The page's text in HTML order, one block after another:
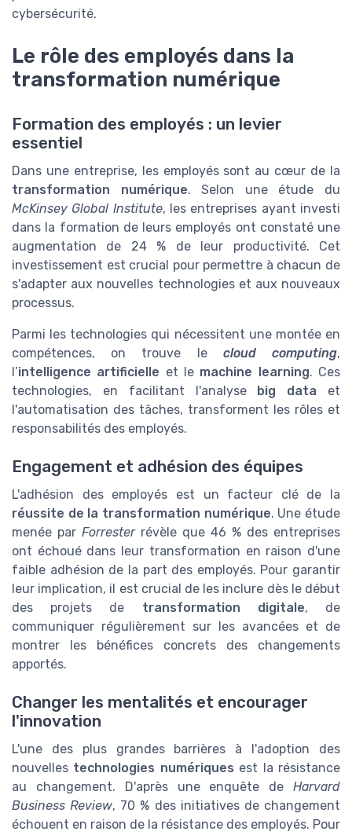
cybersécurité.
Le rôle des employés dans la
transformation numérique
Formation des employés : un levier
essentiel
Dans une entreprise, les employés sont au cœur de la
transformation numérique. Selon une étude du
McKinsey Global Institute, les entreprises ayant investi
dans la formation de leurs employés ont constaté une
augmentation de 24 % de leur productivité. Cet
investissement est crucial pour permettre à chacun de
s'adapter aux nouvelles technologies et aux nouveaux
processus.
Parmi les technologies qui nécessitent une montée en
compétences, on trouve le cloud computing,
l’intelligence artificielle et le machine learning. Ces
technologies, en facilitant l'analyse big data et
l'automatisation des tâches, transforment les rôles et
responsabilités des employés.
Engagement et adhésion des équipes
L'adhésion des employés est un facteur clé de la
réussite de la transformation numérique. Une étude
menée par Forresterrévèle que 46 % des entreprises
ont échoué dans leur transformation en raison d'une
faible adhésion de la part des employés. Pour garantir
leur implication, il est crucial de les inclure dès le début
des projets de transformation digitale, de
communiquer régulièrement sur les avancées et de
montrer les bénéfices concrets des changements
apportés.
Changer les mentalités et encourager
l'innovation
L'une des plus grandes barrières à l'adoption des
nouvelles technologies numériques est la résistance
au changement. D'après une enquête de Harvard
Business Review, 70 % des initiatives de changement
échouent en raison de la résistance des employés. Pour